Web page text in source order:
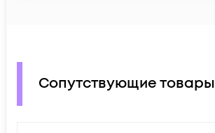
Сопутствующие товары